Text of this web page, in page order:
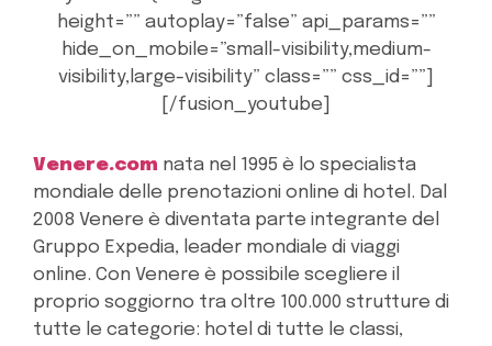
height=”” autoplay=”false” api_params=””
hide_on_mobile=”small-visibility,medium-
visibility,large-visibility” class=”” css_id=””]
[/fusion_youtube]
Venere.com nata nel 1995 è lo specialista
mondiale delle prenotazioni online di hotel. Dal
2008 Venere è diventata parte integrante del
Gruppo Expedia, leader mondiale di viaggi
online. Con Venere è possibile scegliere il
proprio soggiorno tra oltre 100.000 strutture di
tutte le categorie: hotel di tutte le classi,